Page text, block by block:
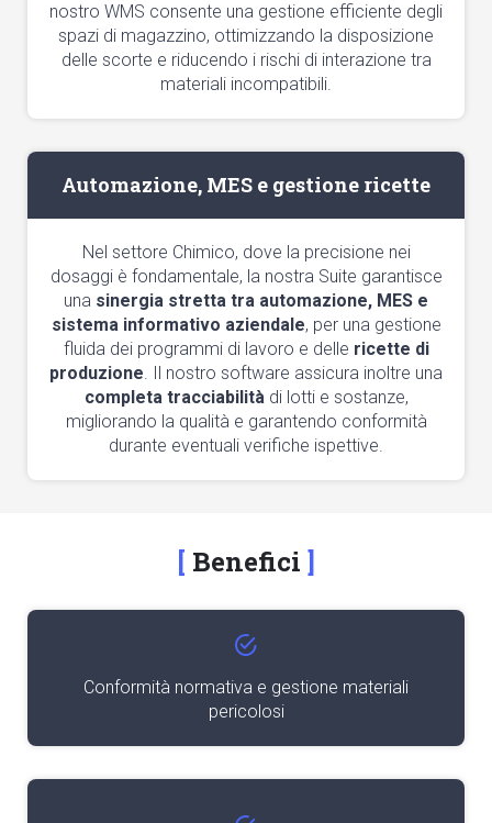
nostro WMS consente una gestione efficiente degli
spazi di magazzino, ottimizzando la disposizione
delle scorte e riducendo i rischi di interazione tra
materiali incompatibili.
Automazione, MES e gestione ricette
Nel settore Chimico, dove la precisione nei
dosaggi è fondamentale, la nostra Suite garantisce
una sinergia stretta tra automazione, MES e
sistema informativo aziendale, per una gestione
fluida dei programmi di lavoro e delle ricette di
produzione. Il nostro software assicura inoltre una
completa tracciabilitàdi lotti e sostanze,
migliorando la qualità e garantendo conformità
durante eventuali verifiche ispettive.
Benefici
Conformità normativa e gestione materiali
pericolosi